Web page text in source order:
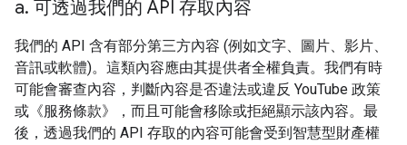
a. 可透過我們的 API 存取內容
我們的 API 含有部分第三方內容 (例如文字、圖片、影片、
音訊或軟體)。這類內容應由其提供者全權負責。我們有時
可能會審查內容，判斷內容是否違法或違反 YouTube 政策
或《服務條款》，而且可能會移除或拒絕顯示該內容。最
後，透過我們的 API 存取的內容可能會受到智慧型財產權